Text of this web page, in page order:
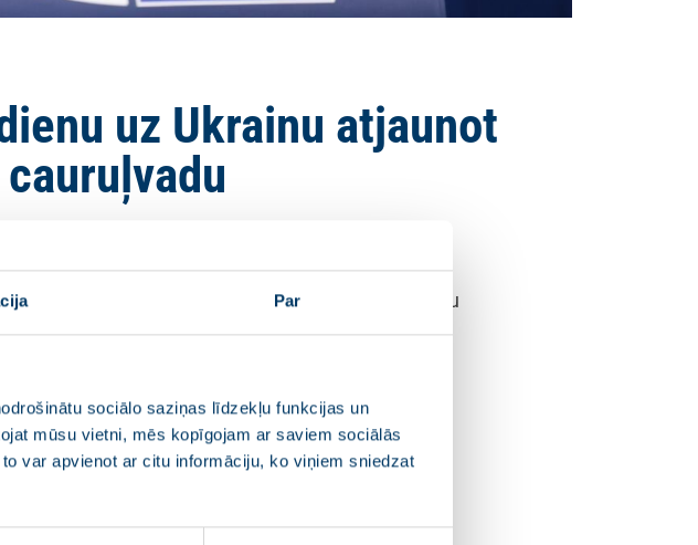
Par
sociālo saziņas līdzekļu funkcijas un
mūsu vietni, mēs kopīgojam ar saviem sociālās
var apvienot ar citu informāciju, ko viņiem sniedzat
uz Ukrainu atjaunot
der Leienai aicina nepieļaut spiedienu uz Ukrainu
Krievijas naftu uz Ungāriju un
vēstuli Eiropas Komisijas priekšsēdētājai Urzulai
uzsverot, ka uz Ukrainu nedrīkst
“Družba”, kas transportē agresorvalsts